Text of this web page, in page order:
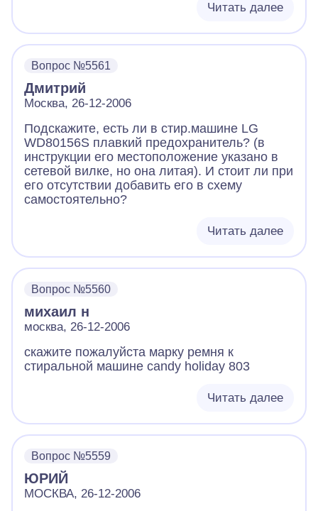
Читать далее
Вопрос №5561
Дмитрий
Москва, 26-12-2006
Подскажите, есть ли в стир.машине LG
WD80156S плавкий предохранитель? (в
инструкции его местоположение указано в
сетевой вилке, но она литая). И стоит ли при
его отсутствии добавить его в схему
самостоятельно?
Читать далее
Вопрос №5560
михаил н
москва, 26-12-2006
скажите пожалуйста марку ремня к
стиральной машине candy holiday 803
Читать далее
Вопрос №5559
ЮРИЙ
МОСКВА, 26-12-2006